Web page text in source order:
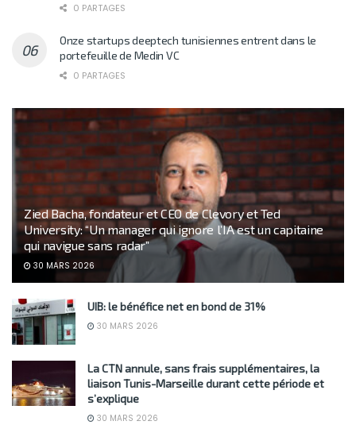
0 PARTAGES
Onze startups deeptech tunisiennes entrent dans le
portefeuille de Medin VC
0 PARTAGES
Zied Bacha, fondateur et CEO de Clevory et Ted
University: “Un manager qui ignore l’IA est un capitaine
qui navigue sans radar”
30 MARS 2026
UIB: le bénéfice net en bond de 31%
30 MARS 2026
La CTN annule, sans frais supplémentaires, la
liaison Tunis-Marseille durant cette période et
s’explique
30 MARS 2026